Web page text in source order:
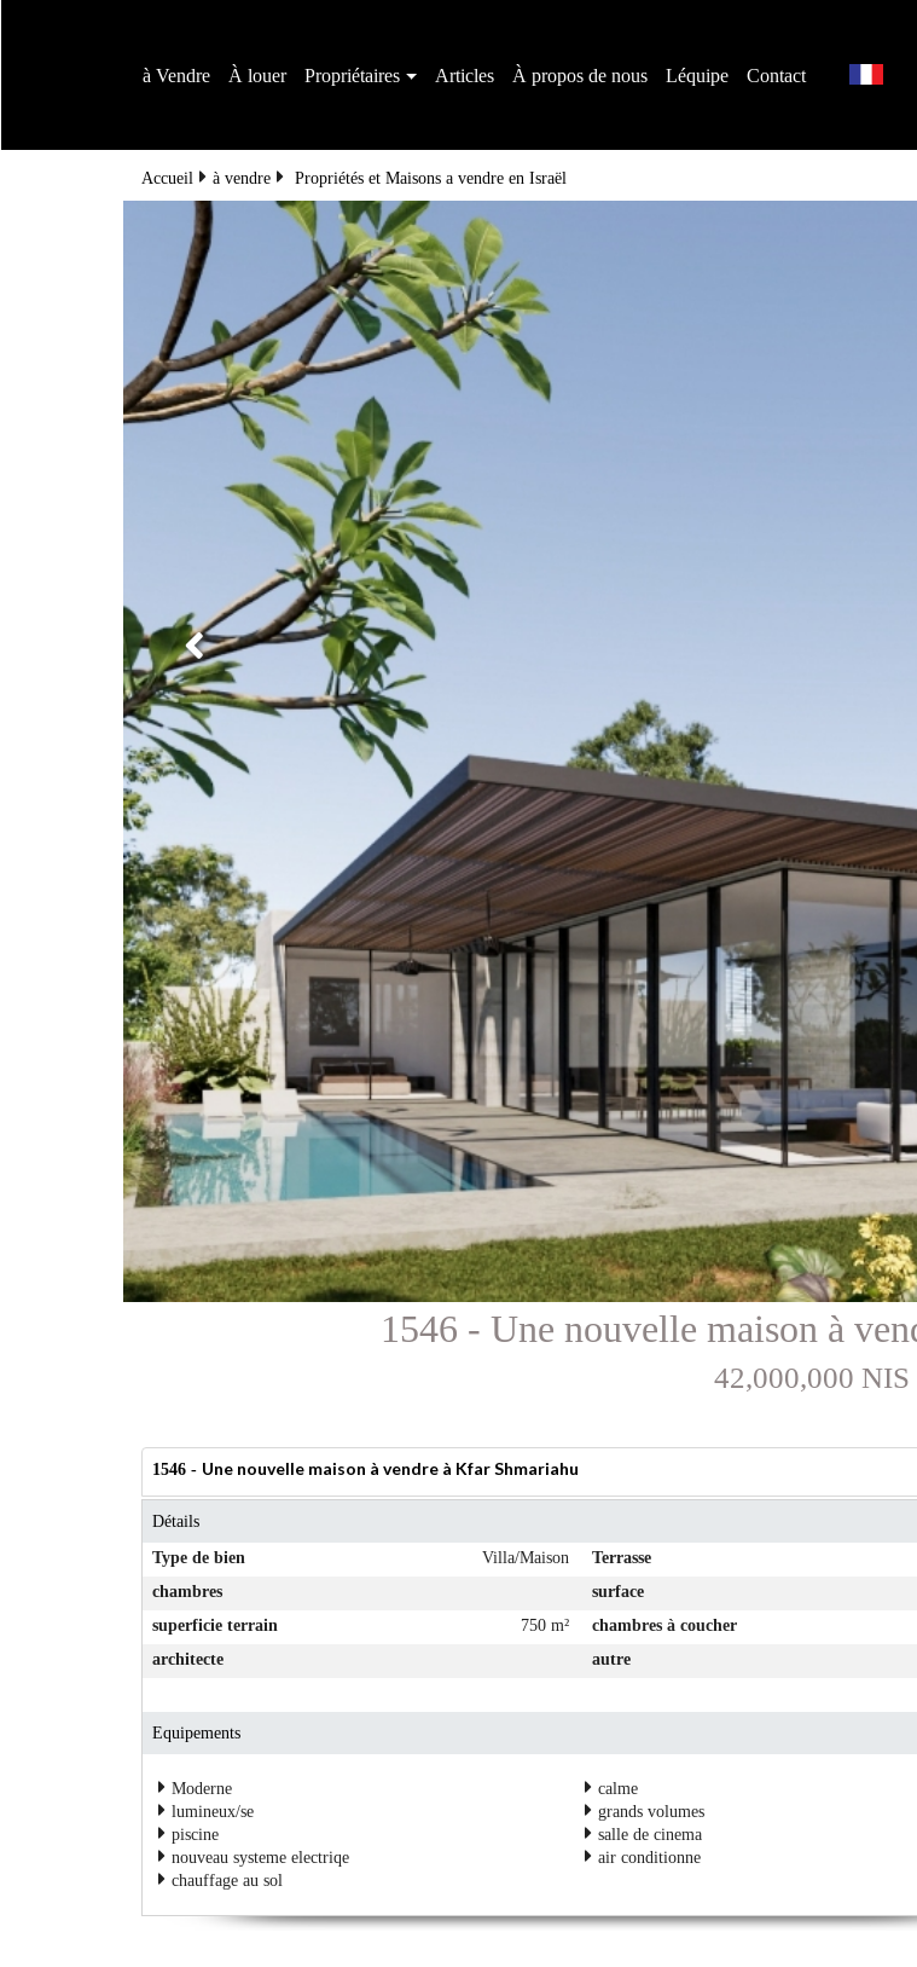
à Vendre À louer Propriétaires Articles À propos de nous Léquipe Contact
Accueil à vendre Propriétés et Maisons a vendre en Israël
1546 - Une nouvelle maison à
42,000,000 NIS
1546 - Une nouvelle maison à vendre à Kfar Shmariahu
Détails
Type de bien
Villa/Maison
Terrasse
chambres
surface
superficie terrain
750 m²
chambres à coucher
architecte
autre
Equipements
Moderne
calme
lumineux/se
grands volumes
piscine
salle de cinema
nouveau systeme electriqe
air conditionne
chauffage au sol